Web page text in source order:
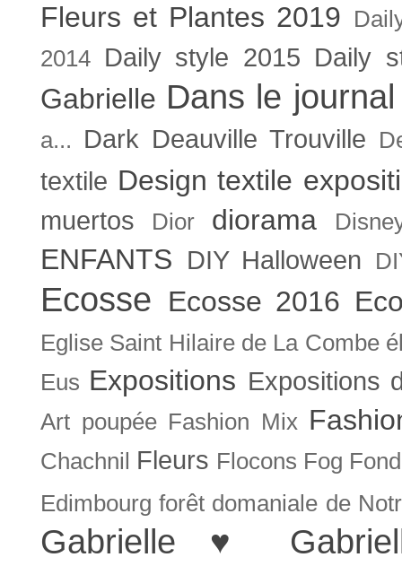
Fleurs et Plantes 2019
2014
Daily style 2015 Daily
Gabrielle Dans le journal
a... Dark Deauville Trouville
textile Design textile
muertos Dior diorama
ENFANTS DIY Halloween
Ecosse Ecosse 2016
Eglise Saint Hilaire de La Combe
Eus Expositions Expositions
Art poupée Fashion Mix
Chachnil Fleurs Flocons Fog
Edimbourg forêt domaniale de
Gabrielle ♥